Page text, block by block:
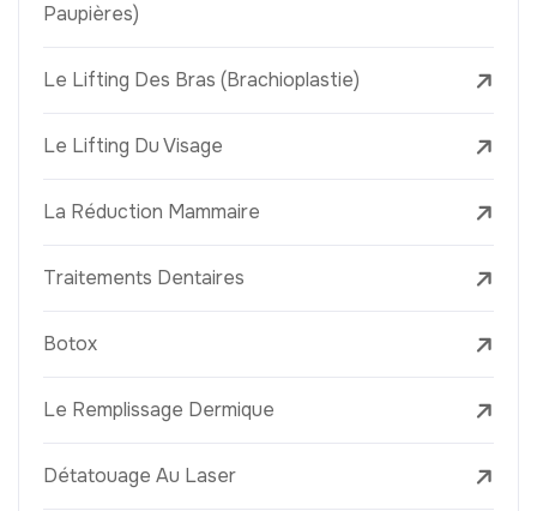
Paupières)
Le Lifting Des Bras (Brachioplastie)
Le Lifting Du Visage
La Réduction Mammaire
Traitements Dentaires
Botox
Le Remplissage Dermique
Détatouage Au Laser